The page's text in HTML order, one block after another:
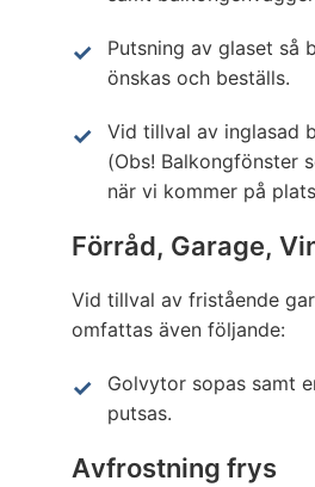
Putsning av glaset så
önskas och beställs.
Vid tillval av inglasad
(Obs! Balkongfönster
när vi kommer på
Förråd, Garage,
Vid tillval av fristående
omfattas även följande:
Golvytor sopas samt
putsas.
Avfrostning frys